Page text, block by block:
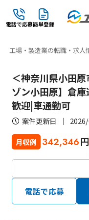
電話で応募簡単登録
工場・製造業の転職・求人
＜神奈川県小田
ゾン小田原】倉
歓迎|車通勤可
案件更新日
月収例 342,346円
電話で応募